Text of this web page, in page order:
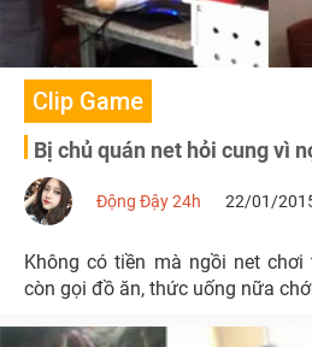
Clip Game
Bị chủ quán net hỏi cung vì
Động Đậy 24h 22/01/
Không có tiền mà ngồi net
còn gọi đồ ăn, thức uống nữa